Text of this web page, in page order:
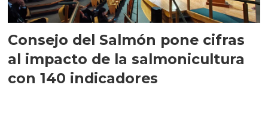
Consejo del Salmón pone cifras
al impacto de la salmonicultura
con 140 indicadores